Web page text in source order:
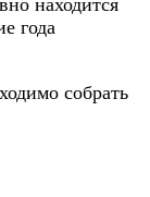
находится
года
собрать